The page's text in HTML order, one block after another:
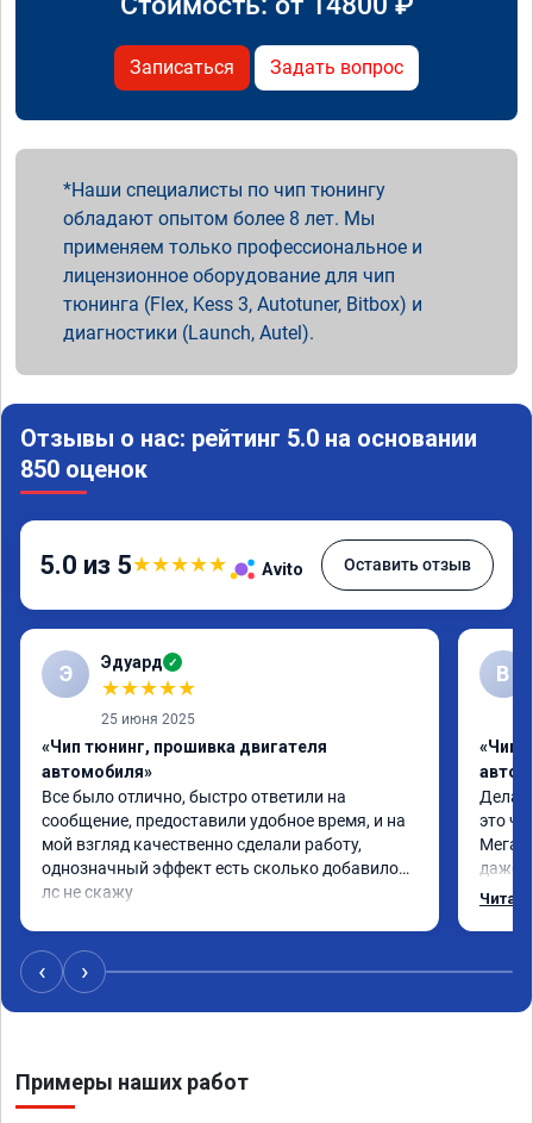
Записаться Задать вопрос
Наши специалисты по чип тюнингу
обладают опытом более 8 лет. Мы
применяем только профессиональное и
лицензионное оборудование для чип
тюнинга (Flex, Kess 3, Autotuner, Bitbox) и
диагностики (Launch, Autel).
Отзывы о нас: рейтинг 5.0 на основании
850 оценок
5.0 из 5★★★★★ Avito Оставить отзыв
Э Эдуард ✓
★★★★★
25 июня 2025
«Чип тюнинг, прошивка двигателя
автомобиля»
Все было отлично, быстро ответили на
сообщение, предоставили удобное время, и на
мой взгляд качественно сделали работу,
однозначный эффект есть сколько добавилось
лс не скажу
В
«Чип
Делал
это
Мега
даже
одно
‹ ›
Примеры наших работ